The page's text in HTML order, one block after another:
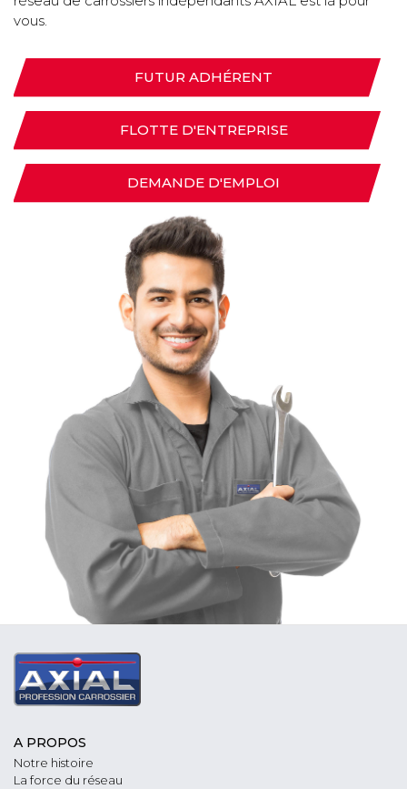
vous.
FUTUR ADHÉRENT
FLOTTE D'ENTREPRISE
DEMANDE D'EMPLOI
A PROPOS
Notre histoire
La force du réseau